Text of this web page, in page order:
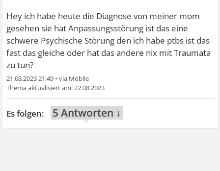
Hey ich habe heute die Diagnose von meiner mom
gesehen sie hat Anpassungsstörung ist das eine
schwere Psychische Störung den ich habe ptbs ist das
fast das gleiche oder hat das andere nix mit Traumata
zu tun?
21.08.2023 21:49 •
22.08.2023
5 Antworten ↓